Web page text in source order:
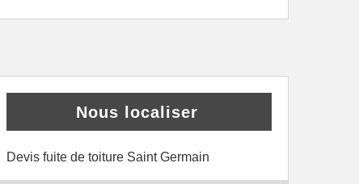
Nous localiser
Devis fuite de toiture Saint Germain